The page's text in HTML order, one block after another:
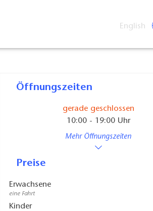
English
Öffnungszeiten
gerade geschlossen
10:00 - 19:00 Uhr
Mehr Öffnungszeiten
Preise
Erwachsene
eine Fahrt
Kinder